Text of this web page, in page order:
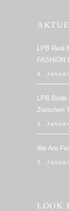
LPB Real
FASHION
4.
LPB Bride
Zwischen
3.
We Are
3.
LOOK